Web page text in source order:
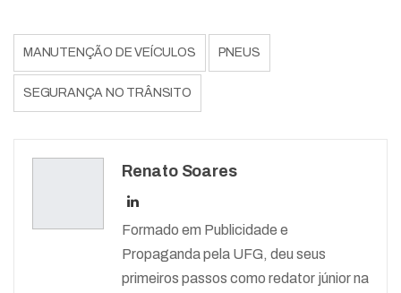
MANUTENÇÃO DE VEÍCULOS PNEUS
SEGURANÇA NO TRÂNSITO
Renato Soares
Formado em Publicidade e
Propaganda pela UFG, deu seus
primeiros passos como redator júnior na